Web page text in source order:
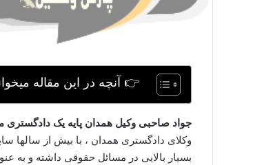
👉 آنچه در این مقاله
جواد صاحبی وکیل همدان پایه یک دادگستری
وکلای دادگستری همدان ، با بیش از سالها
بسیار بالایی در مسائل حقوقی داشته و به